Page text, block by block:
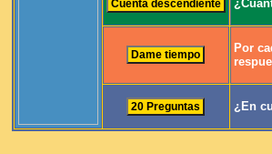
Por
¿En